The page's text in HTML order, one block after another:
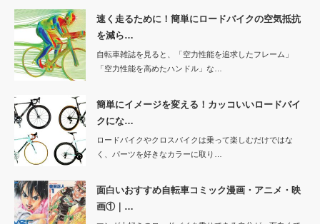
速く走るために！簡単にロードバイクの空気抵抗
を減ら…
自転車雑誌を見ると、「空力性能を追求したフレーム」
「空力性能を高めたハンドル」な…
簡単にイメージを変える！カッコいいロードバイ
クにな…
ロードバイクやクロスバイクは乗って楽しむだけではな
く、パーツを好きなカラーに取り…
面白いおすすめ自転車コミック漫画・アニメ・映
画①｜…